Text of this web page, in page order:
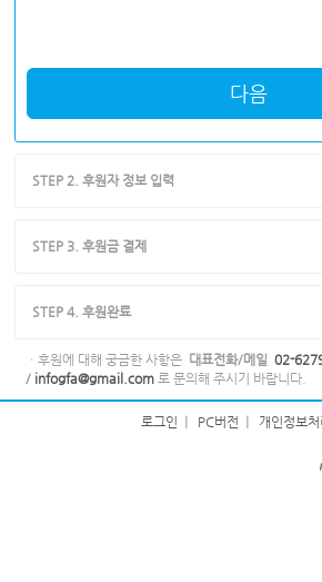
다음
STEP 2. 후원자 정보 입력
STEP 3. 후원금 결제
STEP 4. 후원완료
ㆍ후원에 대해 궁금한 사항은 대표전화/메일02-
/ infogfa@gmail.com 로 문의해 주시기 바랍니다.
로그인 PC버전 개인정보